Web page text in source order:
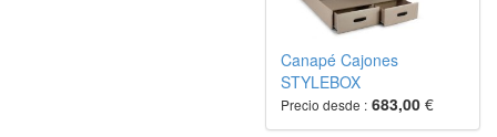
Canapé Cajones
STYLEBOX
Precio desde : 683,00 €